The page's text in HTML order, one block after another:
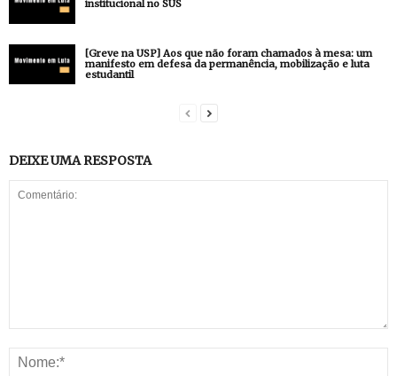
institucional no SUS
[Greve na USP] Aos que não foram chamados à mesa: um
manifesto em defesa da permanência, mobilização e luta
estudantil
DEIXE UMA RESPOSTA